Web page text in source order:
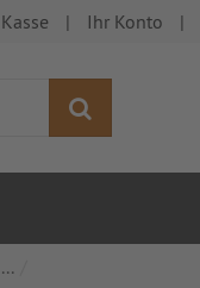
Ihr Konto